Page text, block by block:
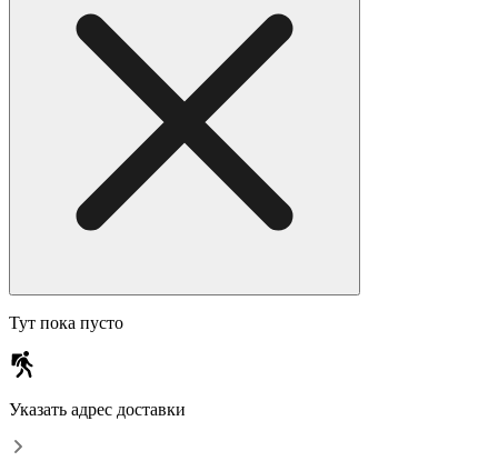
Тут пока пусто
Указать адрес доставки